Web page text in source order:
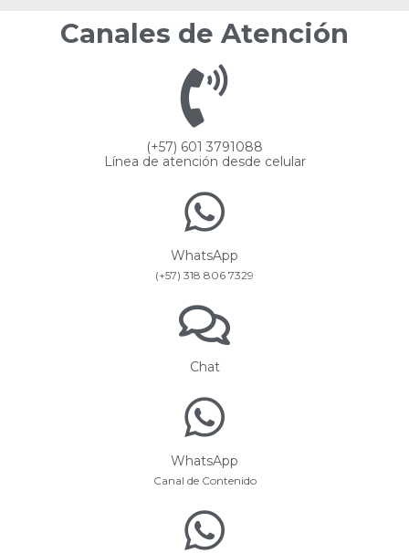
Canales de Atención
(+57) 601 3791088
Línea de atención desde celular
WhatsApp
(+57) 318 806 7329
Chat
WhatsApp
Canal de Contenido